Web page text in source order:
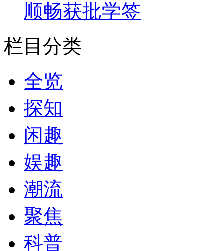
顺畅获批学签
栏目分类
全览
探知
闲趣
娱趣
潮流
聚焦
科普